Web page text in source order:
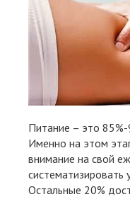
Питание – это 85%-
Именно на этом
внимание на свой
систематизировать
Остальные 20%